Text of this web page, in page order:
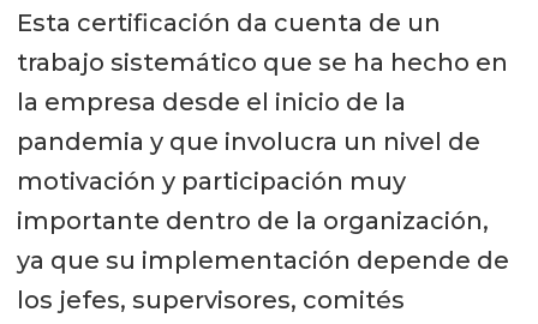
Esta certificación da cuenta de un
trabajo sistemático que se ha hecho en
la empresa desde el inicio de la
pandemia y que involucra un nivel de
motivación y participación muy
importante dentro de la organización,
ya que su implementación depende de
los jefes, supervisores, comités